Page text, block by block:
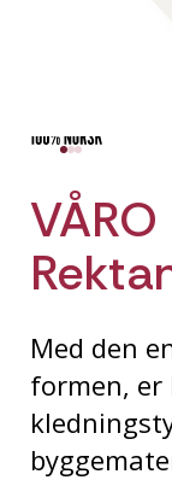
Med den
formen,